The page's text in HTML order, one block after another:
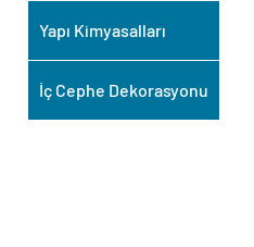
Yapı Kimyasalları
İç Cephe Dekorasyonu